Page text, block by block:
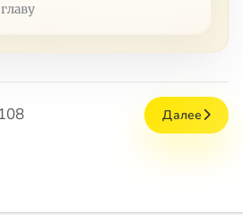
Далее